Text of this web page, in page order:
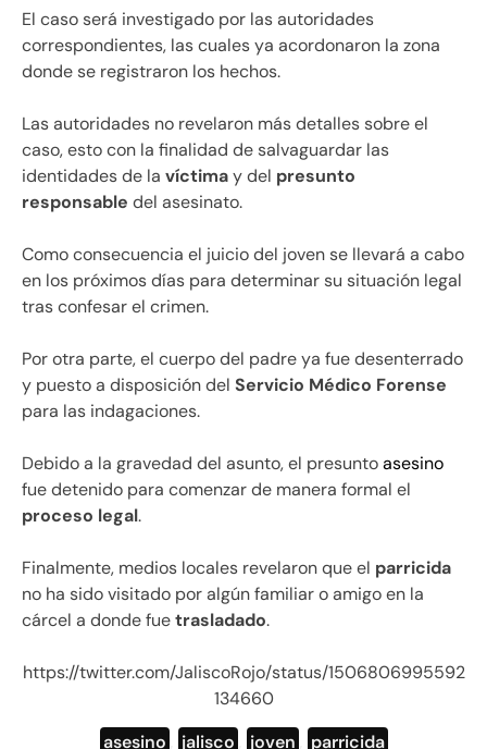
El caso será investigado por las autoridades
correspondientes, las cuales ya acordonaron la zona
donde se registraron los hechos.
Las autoridades no revelaron más detalles sobre el
caso, esto con la finalidad de salvaguardar las
identidades de la víctimay del presunto
responsable del asesinato.
Como consecuencia el juicio del joven se llevará a cabo
en los próximos días para determinar su situación legal
tras confesar el crimen.
Por otra parte, el cuerpo del padre ya fue desenterrado
y puesto a disposición del Servicio Médico Forense
para las indagaciones.
Debido a la gravedad del asunto, el presuntoasesino
fue detenido para comenzar de manera formal el
proceso legal.
Finalmente, medios locales revelaron que el parricida
no ha sido visitado por algún familiar o amigo en la
cárcel a donde fuetrasladado.
https://twitter.com/JaliscoRojo/status/1506806995592
134660
asesino
jalisco joven parricida